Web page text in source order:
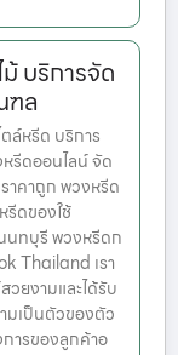
บริการจัด
ฑล
ล์หรีด บริการ
รีดออนไลน์ จัด
าคาถูก พวงหรีด
ดของใช้
นทบุรี พวงหรีดก
Thailand เรา
วยงามและได้รับ
เป็นตัวของตัว
ารของลูกค้าอ